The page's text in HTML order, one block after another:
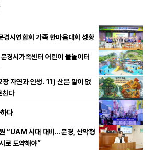
경시연합회 가족 한마음대회 성황
경시가족센터 어린이 물놀이터
자연과 인생. 11) 산은 말이 없
친다
다
“UAM 시대 대비…문경, 산악형
로 도약해야”